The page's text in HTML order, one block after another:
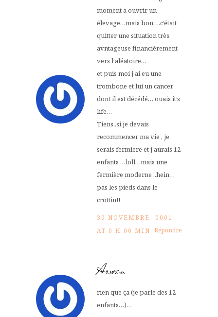
moment a ouvrir un
élevage…mais bon….c’était
quitter une situation très
avntageuse financièrement
vers l’aléatoire…
et puis moi j’ai eu une
trombone et lui un cancer
dont il est décédé… ouais it’s
life…
Tiens..si je devais
recommencer ma vie , je
serais fermiere et j’aurais 12
enfants …loll…mais une
fermière moderne ..hein…
pas les pieds dans le
crottin!!
30 NOVEMBRE -0001
AT 0 H 00 MIN Répondre
Arwen
rien que ça (je parle des 12
enfants…)…